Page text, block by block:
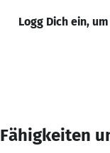
Logg Dich ein,
Fähigkeiten